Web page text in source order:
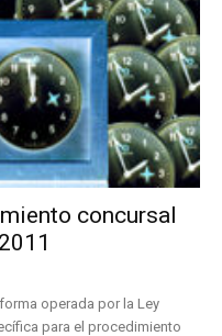
concursal
operada por la Ley
para el procedimiento